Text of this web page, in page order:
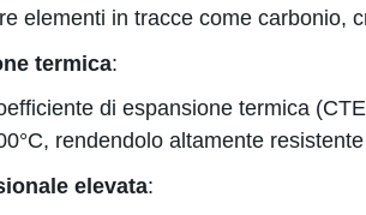
elementi in tracce come carbonio,
termica:
di espansione termica
rendendolo altamente
elevata: